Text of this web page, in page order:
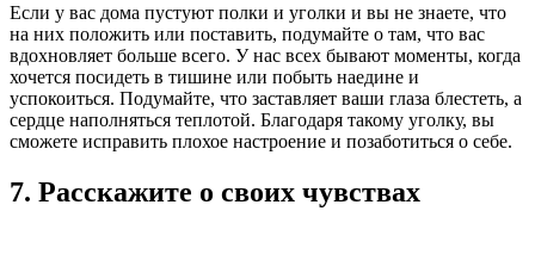
Если у вас дома пустуют полки и уголки и вы не знаете, что
на них положить или поставить, подумайте о там, что вас
вдохновляет больше всего. У нас всех бывают моменты, когда
хочется посидеть в тишине или побыть наедине и
успокоиться. Подумайте, что заставляет ваши глаза блестеть, а
сердце наполняться теплотой. Благодаря такому уголку, вы
сможете исправить плохое настроение и позаботиться о себе.
7. Расскажите о своих чувствах